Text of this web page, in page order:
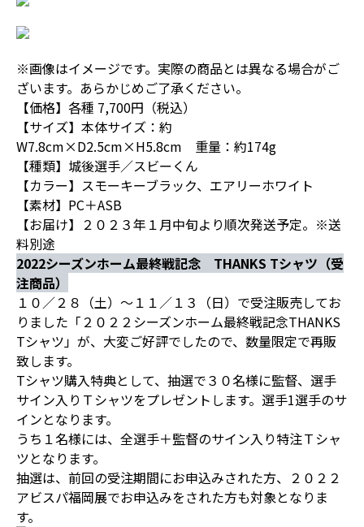
※画像はイメージです。実際の商品とは異なる場合がご
ざいます。あらかじめご了承ください。
【価格】各種 7,700円（税込）
【サイズ】本体サイズ：約
W7.8cm×D2.5cm×H5.8cm 重量：約174g
【種類】城後選手／スビーくん
【カラー】スモーキーブラック、エアリーホワイト
【素材】PC＋ASB
【お届け】２０２３年１月中旬より順次発送予定。※送
料別途
2022シーズンホーム最終戦記念 THANKS Tシャツ（受
注商品）
１０／２８（土）～１１／１３（日）で受注販売してお
りました「２０２２シーズンホーム最終戦記念THANKS
Tシャツ」が、大変ご好評でしたので、数量限定で再販
致します。
Tシャツ購入特典として、抽選で３０名様に監督、選手
サイン入りＴシャツをプレゼントします。選手1選手のサ
インとなります。
うち１名様には、全選手＋監督のサイン入り特注Ｔシャ
ツとなります。
抽選は、前回の受注期間にお申込みされた方、２０２２
アビスパ福岡展でお申込みをされた方も対象となりま
す。